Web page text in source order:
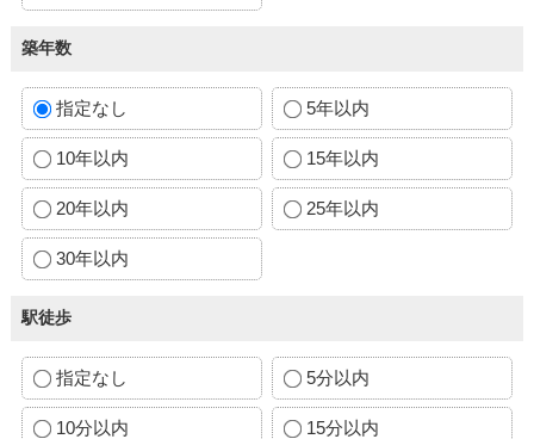
築年数
指定なし 5年以内
10年以内 15年以内
20年以内 25年以内
30年以内
駅徒歩
指定なし 5分以内
10分以内 15分以内